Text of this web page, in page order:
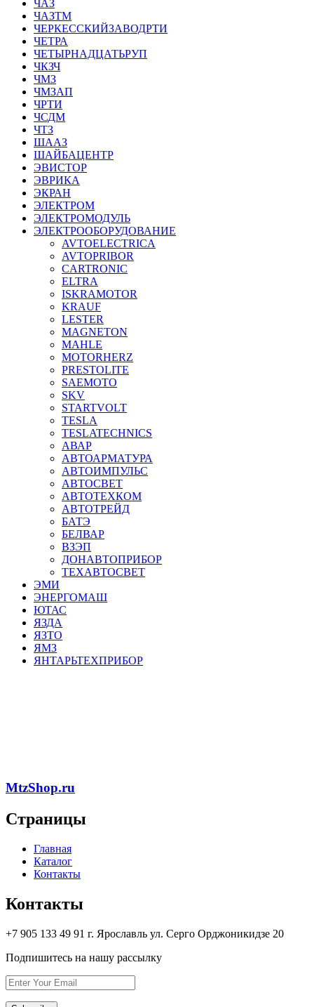
ЧАЗ
ЧАЗТМ
ЧЕРКЕССКИЙЗАВОДРТИ
ЧЕТРА
ЧЕТЫРНАДЦАТЬРУП
ЧКЗЧ
ЧМЗ
ЧМЗАП
ЧРТИ
ЧСДМ
ЧТЗ
ШААЗ
ШАЙБАЦЕНТР
ЭВИСТОР
ЭВРИКА
ЭКРАН
ЭЛЕКТРОМ
ЭЛЕКТРОМОДУЛЬ
ЭЛЕКТРООБОРУДОВАНИЕ
AVTOELECTRICA
AVTOPRIBOR
CARTRONIC
ELTRA
ISKRAMOTOR
KRAUF
LESTER
MAGNETON
MAHLE
MOTORHERZ
PRESTOLITE
SAEMOTO
SKV
STARTVOLT
TESLA
TESLATECHNICS
АВАР
АВТОАРМАТУРА
АВТОИМПУЛЬС
АВТОСВЕТ
АВТОТЕХКОМ
АВТОТРЕЙД
БАТЭ
БЕЛВАР
ВЗЭП
ДОНАВТОПРИБОР
ТЕХАВТОСВЕТ
ЭМИ
ЭНЕРГОМАШ
ЮТАС
ЯЗДА
ЯЗТО
ЯМЗ
ЯНТАРЬТЕХПРИБОР
MtzShop.ru
Страницы
Главная
Каталог
Контакты
Контакты
+7 905 133 49 91 г. Ярославль ул. Серго Орджоникидзе 20
Подпишитесь на нашу рассылку